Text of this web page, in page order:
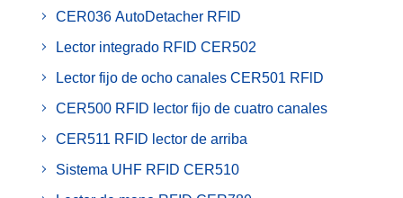
CER036 AutoDetacher RFID
Lector integrado RFID CER502
Lector fijo de ocho canales CER501 RFlD
CER500 RFID lector fijo de cuatro canales
CER511 RFID lector de arriba
Sistema UHF RFID CER510